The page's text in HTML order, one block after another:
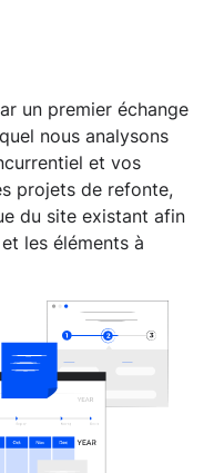
un premier échange
nous analysons
et vos
projets de refonte,
du site existant afin
les éléments à